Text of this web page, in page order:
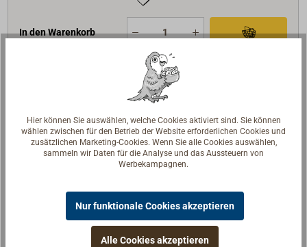
In den Warenkorb
1609-450
D (mm)
4
Länge (cm)
50
Preis (Stück)
19,90 €*
netto:16,72 €
Am Lager
Hier können Sie auswählen, welche Cookies aktiviert sind. Sie können
wählen zwischen für den Betrieb der Website erforderlichen Cookies und
zusätzlichen Marketing-Cookies. Wenn Sie alle Cookies auswählen,
sammeln wir Daten für die Analyse und das Aussteuern von
Werbekampagnen.
Nur funktionale Cookies akzeptieren
Alle Cookies akzeptieren